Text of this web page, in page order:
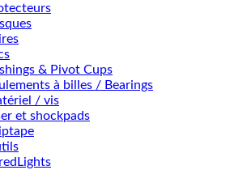
& Pivot Cups
à billes / Bearings
/ vis
et shockpads